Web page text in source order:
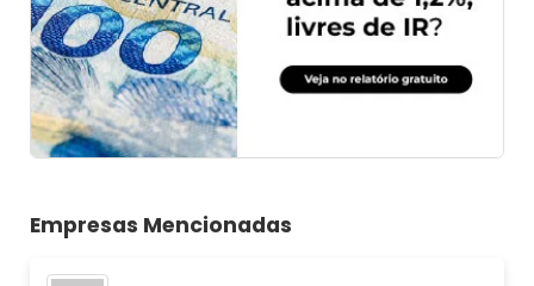
Empresas Mencionadas